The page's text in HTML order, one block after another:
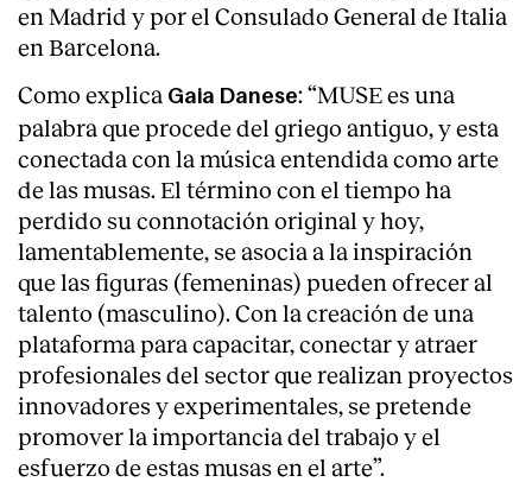
About
en Madrid y por el Consulado General de Italia
en Barcelona.
Como explica Gaia Danese: “MUSE es una
palabra que procede del griego antiguo, y esta
conectada con la música entendida como arte
de las musas. El término con el tiempo ha
perdido su connotación original y hoy,
lamentablemente, se asocia a la inspiración
que las figuras (femeninas) pueden ofrecer al
talento (masculino). Con la creación de una
plataforma para capacitar, conectar y atraer
profesionales del sector que realizan proyectos
innovadores y experimentales, se pretende
promover la importancia del trabajo y el
esfuerzo de estas musas en el arte”.